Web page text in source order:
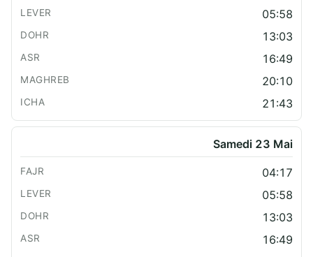
05:58
13:03
16:49
20:10
21:43
Samedi 23 Mai
04:17
05:58
13:03
16:49